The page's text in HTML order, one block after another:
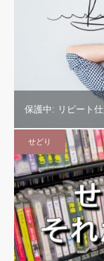
保護中: リピート
せどり